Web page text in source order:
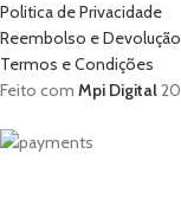
Politica de Privacidade
Reembolso e Devolução
Termos e Condições
Feito com Mpi Digital